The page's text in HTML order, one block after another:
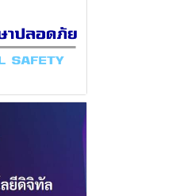
พุทธศักราช